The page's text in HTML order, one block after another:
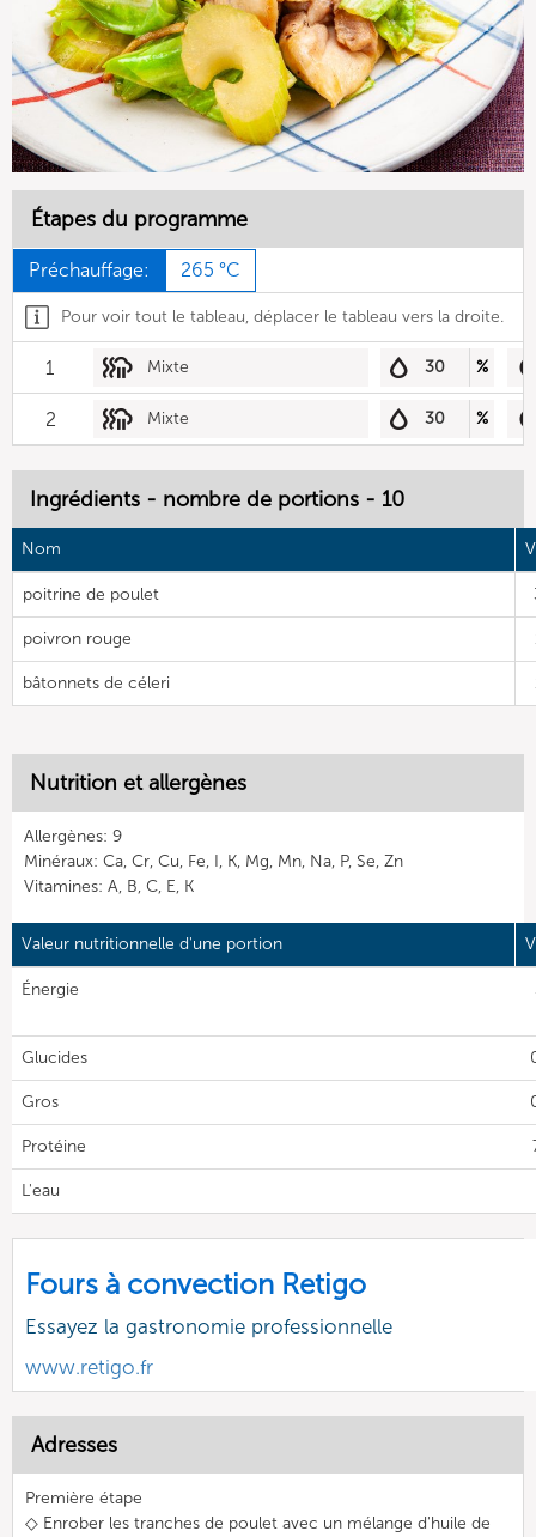
Étapes du programme
Préchauffage: 265 °C
Pour voir tout le tableau, déplacer le tableau vers la droite.
1 Mixte 30 %
2 Mixte 30 %
Ingrédients - nombre de portions - 10
Nom
poitrine de poulet
poivron rouge
bâtonnets de céleri
Nutrition et allergènes
Allergènes: 9
Minéraux: Ca, Cr, Cu, Fe, I, K, Mg, Mn, Na, P, Se, Zn
Vitamines: A, B, C, E, K
Valeur nutritionnelle d'une portion
Énergie
Glucides
Gros
Protéine
L'eau
Fours à convection Retigo
Essayez la gastronomie professionnelle
www.retigo.fr
Adresses
Première étape
◇ Enrober les tranches de poulet avec un mélange d'huile de